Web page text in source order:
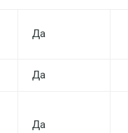
Да
Да
Да